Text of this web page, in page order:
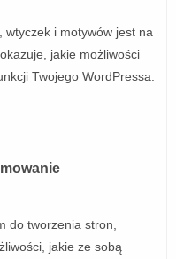
wtyczek i motywów jest na
jakie możliwości
Twojego WordPressa.
do tworzenia stron,
jakie ze sobą